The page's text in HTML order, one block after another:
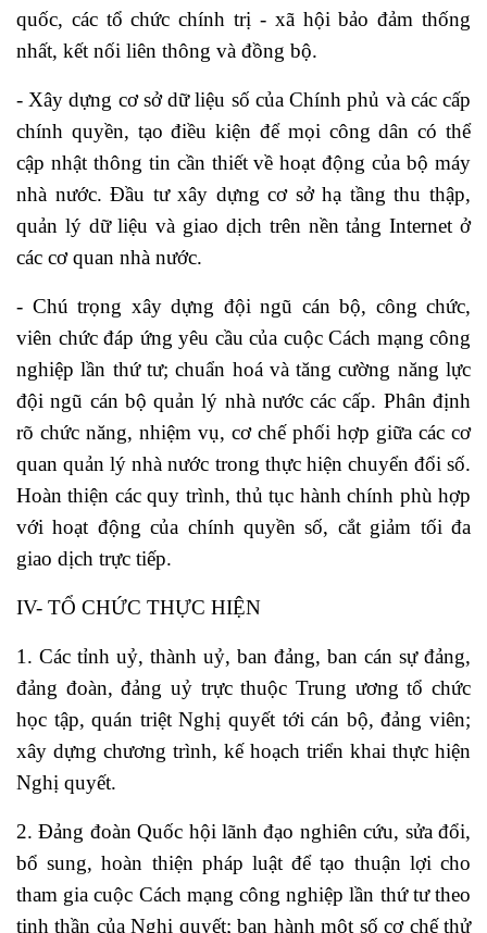
quốc, các tổ chức chính trị - xã hội bảo đảm thống
nhất, kết nối liên thông và đồng bộ.
- Xây dựng cơ sở dữ liệu số của Chính phủ và các cấp
chính quyền, tạo điều kiện để mọi công dân có thể
cập nhật thông tin cần thiết về hoạt động của bộ máy
nhà nước. Đầu tư xây dựng cơ sở hạ tầng thu thập,
quản lý dữ liệu và giao dịch trên nền tảng Internet ở
các cơ quan nhà nước.
- Chú trọng xây dựng đội ngũ cán bộ, công chức,
viên chức đáp ứng yêu cầu của cuộc Cách mạng công
nghiệp lần thứ tư; chuẩn hoá và tăng cường năng lực
đội ngũ cán bộ quản lý nhà nước các cấp. Phân định
rõ chức năng, nhiệm vụ, cơ chế phối hợp giữa các cơ
quan quản lý nhà nước trong thực hiện chuyển đổi số.
Hoàn thiện các quy trình, thủ tục hành chính phù hợp
với hoạt động của chính quyền số, cắt giảm tối đa
giao dịch trực tiếp.
IV- TỔ CHỨC THỰC HIỆN
1. Các tỉnh uỷ, thành uỷ, ban đảng, ban cán sự đảng,
đảng đoàn, đảng uỷ trực thuộc Trung ương tổ chức
học tập, quán triệt Nghị quyết tới cán bộ, đảng viên;
xây dựng chương trình, kế hoạch triển khai thực hiện
Nghị quyết.
2. Đảng đoàn Quốc hội lãnh đạo nghiên cứu, sửa đổi,
bổ sung, hoàn thiện pháp luật để tạo thuận lợi cho
tham gia cuộc Cách mạng công nghiệp lần thứ tư theo
tinh thần của Nghị quyết; ban hành một số cơ chế thử